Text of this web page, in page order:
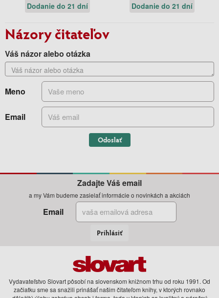
Dodanie do 21 dní Dodanie do 21 dní
Názory čitateľov
Váš názor alebo otázka
Meno
Email
Odoslať
Zadajte Váš email
a my Vám budeme zasielať informácie o novinkách a akciách
Email
Prihlásiť
Vydavateľstvo Slovart pôsobí na slovenskom knižnom trhu od roku 1991. Od
začiatku sme sa snažili prinášať našim čitateľom knihy, v ktorých rovnako